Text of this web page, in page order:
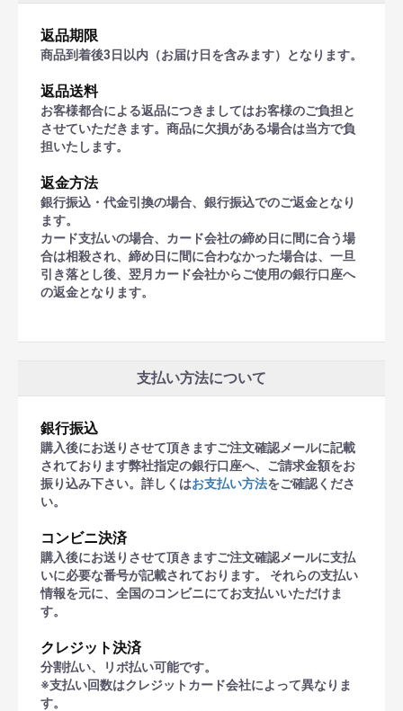
返品期限
商品到着後3日以内（お届け日を含みます）となります。
返品送料
お客様都合による返品につきましてはお客様のご負担と
させていただきます。商品に欠損がある場合は当方で負
担いたします。
返金方法
銀行振込・代金引換の場合、銀行振込でのご返金となり
ます。
カード支払いの場合、カード会社の締め日に間に合う場
合は相殺され、締め日に間に合わなかった場合は、一旦
引き落とし後、翌月カード会社からご使用の銀行口座へ
の返金となります。
支払い方法について
銀行振込
購入後にお送りさせて頂きますご注文確認メールに記載
されております弊社指定の銀行口座へ、ご請求金額をお
振り込み下さい。詳しくはお支払い方法をご確認くださ
い。
コンビニ決済
購入後にお送りさせて頂きますご注文確認メールに支払
いに必要な番号が記載されております。 それらの支払い
情報を元に、全国のコンビニにてお支払いいただけま
す。
クレジット決済
分割払い、リボ払い可能です。
※支払い回数はクレジットカード会社によって異なりま
す。